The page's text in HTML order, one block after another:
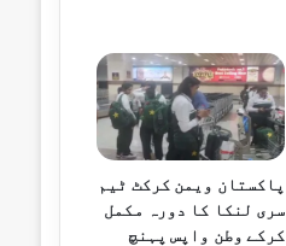
پاکستان ویمن کرکٹ ٹیم
سری لنکا کا دورہ مکمل
کرکے وطن واپس پہنچ